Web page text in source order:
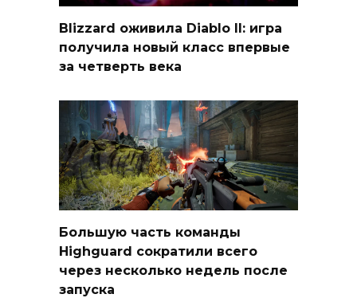
Blizzard оживила Diablo II: игра
получила новый класс впервые
за четверть века
Большую часть команды
Highguard сократили всего
через несколько недель после
запуска